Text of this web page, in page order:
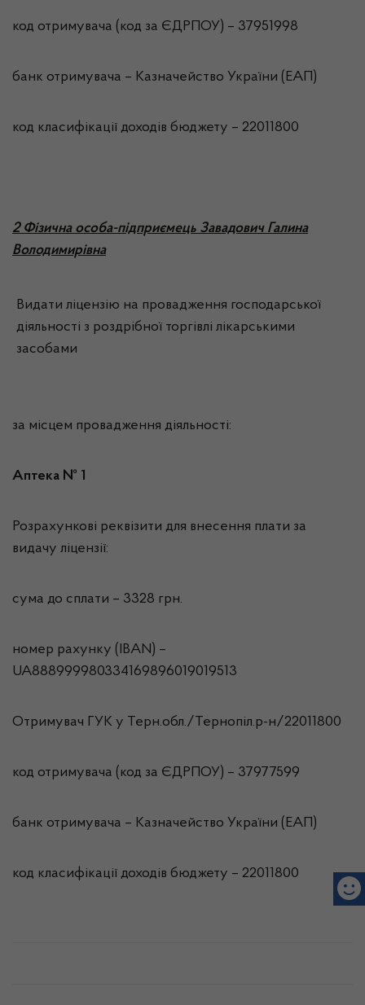
код отримувача (код за ЄДРПОУ) – 37951998
банк отримувача – Казначейство України (ЕАП)
код класифікації доходів бюджету – 22011800
2 Фізична особа-підприємець Завадович Галина
Володимирівна
Видати ліцензію на провадження господарської
діяльності з роздрібної торгівлі лікарськими
засобами
за місцем провадження діяльності:
Аптека № 1
Розрахункові реквізити для внесення плати за
видачу ліцензії:
сума до сплати – 3328 грн.
номер рахунку (IBAN) –
UA888999980334169896019019513
Отримувач ГУК у Терн.обл./Тернопіл.р-н/22011800
код отримувача (код за ЄДРПОУ) – 37977599
банк отримувача – Казначейство України (ЕАП)
код класифікації доходів бюджету – 22011800